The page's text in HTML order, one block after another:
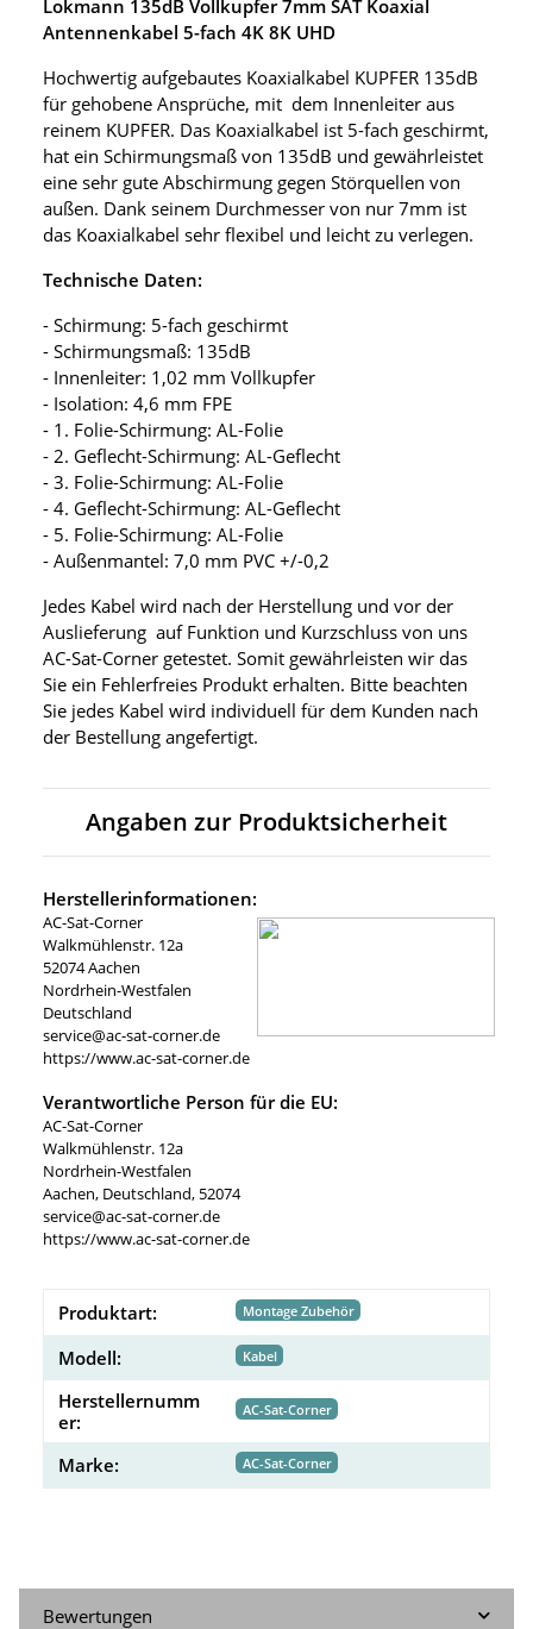
Lokmann 135dB Vollkupfer 7mm SAT Koaxial
Antennenkabel 5-fach 4K 8K UHD
Hochwertig aufgebautes Koaxialkabel KUPFER 135dB
für gehobene Ansprüche, mit dem Innenleiter aus
reinem KUPFER. Das Koaxialkabel ist 5-fach geschirmt,
hat ein Schirmungsmaß von 135dB und gewährleistet
eine sehr gute Abschirmung gegen Störquellen von
außen. Dank seinem Durchmesser von nur 7mm ist
das Koaxialkabel sehr flexibel und leicht zu verlegen.
Technische Daten:
- Schirmung: 5-fach geschirmt
- Schirmungsmaß: 135dB
- Innenleiter: 1,02 mm Vollkupfer
- Isolation: 4,6 mm FPE
- 1. Folie-Schirmung: AL-Folie
- 2. Geflecht-Schirmung: AL-Geflecht
- 3. Folie-Schirmung: AL-Folie
- 4. Geflecht-Schirmung: AL-Geflecht
- 5. Folie-Schirmung: AL-Folie
- Außenmantel: 7,0 mm PVC +/-0,2
Jedes Kabel wird nach der Herstellung und vor der
Auslieferung auf Funktion und Kurzschluss von uns
AC-Sat-Corner getestet. Somit gewährleisten wir das
Sie ein Fehlerfreies Produkt erhalten. Bitte beachten
Sie jedes Kabel wird individuell für dem Kunden nach
der Bestellung angefertigt.
Angaben zur Produktsicherheit
Herstellerinformationen:
AC-Sat-Corner
Walkmühlenstr. 12a
52074 Aachen
Nordrhein-Westfalen
Deutschland
service@ac-sat-corner.de
https://www.ac-sat-corner.de
Verantwortliche Person für die EU:
AC-Sat-Corner
Walkmühlenstr. 12a
Nordrhein-Westfalen
Aachen, Deutschland, 52074
service@ac-sat-corner.de
https://www.ac-sat-corner.de
Produktart: Montage Zubehör
Modell: Kabel
Herstellernumm
er:
AC-Sat-Corner
Marke: AC-Sat-Corner
Bewertungen